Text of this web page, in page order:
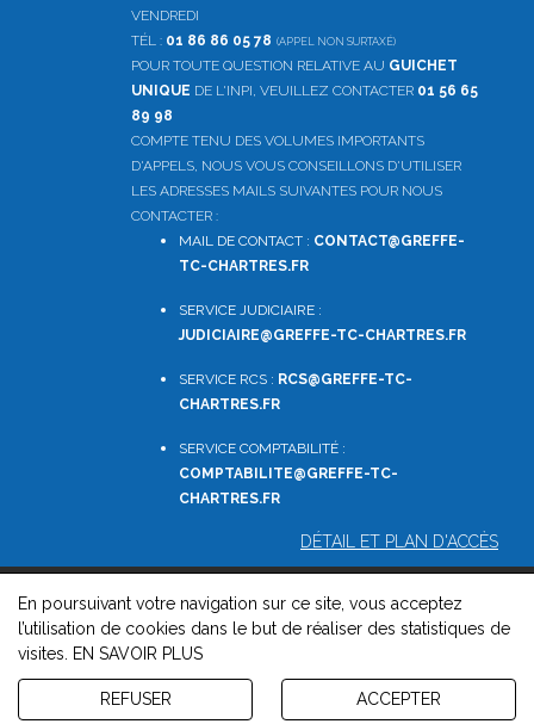
VENDREDI
TÉL : 01 86 86 05 78 (APPEL NON SURTAXÉ)
POUR TOUTE QUESTION RELATIVE AU GUICHET
UNIQUE DE L'INPI, VEUILLEZ CONTACTER 01 56 65
89 98
COMPTE TENU DES VOLUMES IMPORTANTS
D'APPELS, NOUS VOUS CONSEILLONS D'UTILISER
LES ADRESSES MAILS SUIVANTES POUR NOUS
CONTACTER :
MAIL DE CONTACT : CONTACT@GREFFE-
TC-CHARTRES.FR
SERVICE JUDICIAIRE :
JUDICIAIRE@GREFFE-TC-CHARTRES.FR
SERVICE RCS : RCS@GREFFE-TC-
CHARTRES.FR
SERVICE COMPTABILITÉ :
COMPTABILITE@GREFFE-TC-
CHARTRES.FR
DÉTAIL ET PLAN D'ACCÈS
© 2026, Greffe du Tribunal de Commerce de Chartres -
Mentions légales-Contact -Gestion des cookies-Politique de
confidentialité et de cookies
Version : 1.8.1
En poursuivant votre navigation sur ce site, vous acceptez
l’utilisation de cookies dans le but de réaliser des statistiques de
visites.
EN SAVOIR PLUS
REFUSER ACCEPTER